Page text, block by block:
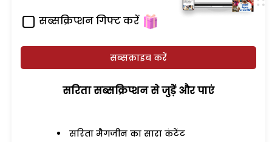
सब्सक्रिप्शन गिफ्ट करें
सब्सक्राइब करें
सरिता सब्सक्रिप्शन से जुड़ेें और पाएं
सरिता मैगजीन का सारा कंटेंट